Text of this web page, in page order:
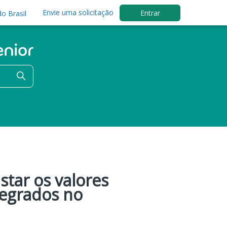
Brasil Envie uma solicitação Entrar
os valores
no